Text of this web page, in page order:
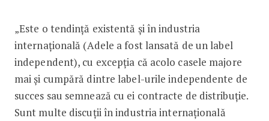
„Este o tendință existentă și în industria
internațională (Adele a fost lansată de un label
independent), cu excepția că acolo casele majore
mai și cumpără dintre label-urile independente de
succes sau semnează cu ei contracte de distribuție.
Sunt multe discuții în industria internațională